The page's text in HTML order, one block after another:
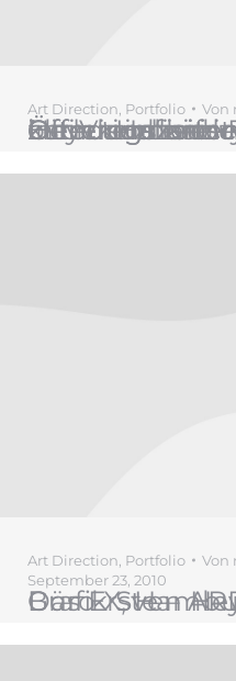
Art Direction Portfolio Von
klein und kaiserlich Anzeige Öffnungszeiten. Werbemittel zur Visualisierung längerer Öffnungszeiten des österreichischen Kaffeehauses in der Hafencity, Hamburg Art Direction und Foto: Sven Heyckendorf
Art Direction Portfolio Von
September 23, 2010
Das Erste – ARD Art Direction, Grafik Sven Heyckendorf c/o